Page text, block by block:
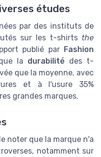
études
par des instituts de
sur les t-shirts the
publié par Fashion
la durabilité des t-
que la moyenne, avec
et à l'usure 35%
grandes marques.
noter que la marque n'a
notamment sur